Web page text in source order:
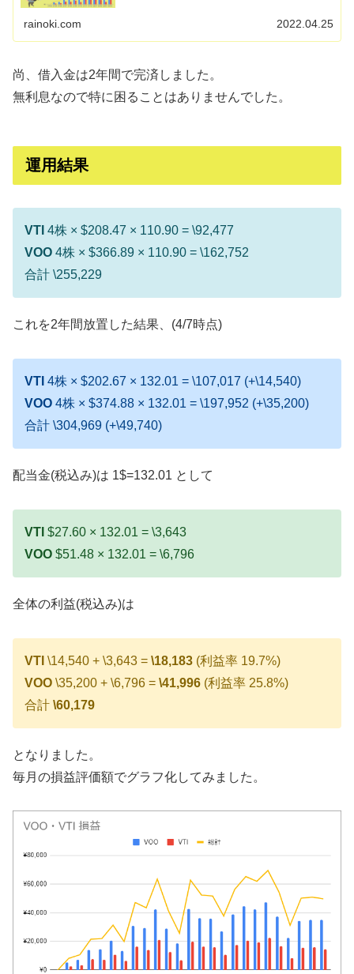
rainoki.com 2022.04.25
尚、借入金は2年間で完済しました。
無利息なので特に困ることはありませんでした。
運用結果
VTI 4株 × $208.47 × 110.90 = \92,477
VOO 4株 × $366.89 × 110.90 = \162,752
合計 \255,229
これを2年間放置した結果、(4/7時点)
VTI 4株 × $202.67 × 132.01 = \107,017 (+\14,540)
VOO 4株 × $374.88 × 132.01 = \197,952 (+\35,200)
合計 \304,969 (+\49,740)
配当金(税込み)は 1$=132.01 として
VTI $27.60 × 132.01 = \3,643
VOO $51.48 × 132.01 = \6,796
全体の利益(税込み)は
VTI \14,540 + \3,643 = \18,183 (利益率 19.7%)
VOO \35,200 + \6,796 = \41,996 (利益率 25.8%)
合計 \60,179
となりました。
毎月の損益評価額でグラフ化してみました。